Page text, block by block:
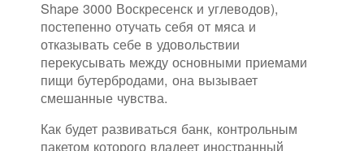
Shape 3000 Воскресенск и углеводов),
постепенно отучать себя от мяса и
отказывать себе в удовольствии
перекусывать между основными приемами
пищи бутербродами, она вызывает
смешанные чувства.
Как будет развиваться банк, контрольным
пакетом которого владеет иностранный